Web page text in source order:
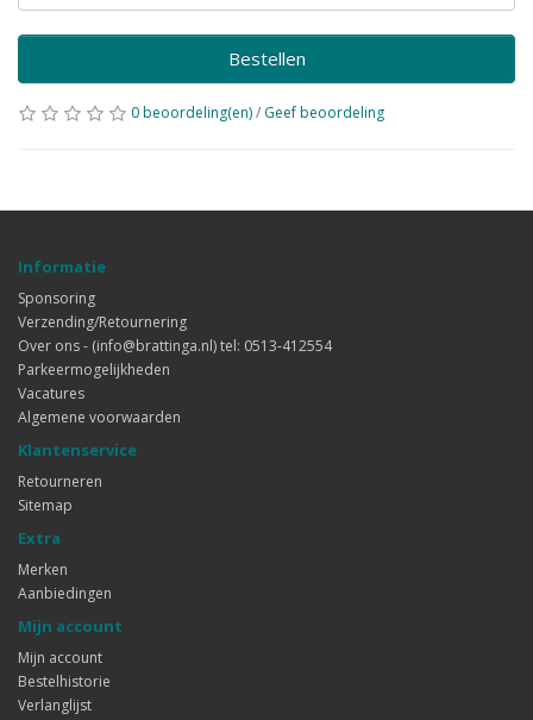
Bestellen
0 beoordeling(en)/ Geef beoordeling
Informatie
Sponsoring
Verzending/Retournering
Over ons - (info@brattinga.nl) tel: 0513-412554
Parkeermogelijkheden
Vacatures
Algemene voorwaarden
Klantenservice
Retourneren
Sitemap
Extra
Merken
Aanbiedingen
Mijn account
Mijn account
Bestelhistorie
Verlanglijst